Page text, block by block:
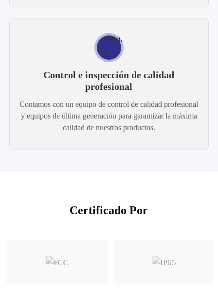
Control e inspección de calidad
profesional
Contamos con un equipo de control de calidad profesional
y equipos de última generación para garantizar la máxima
calidad de nuestros productos.
Certificado Por